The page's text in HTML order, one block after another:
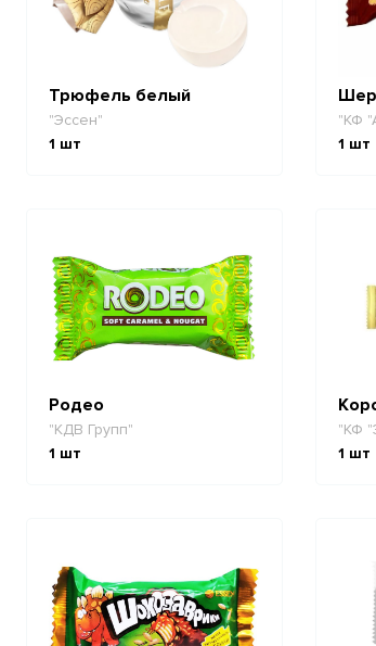
Трюфель белый
"Эссен"
1 шт
"КФ
1 шт
Родео
"КДВ Групп"
1 шт
"КФ
1 шт